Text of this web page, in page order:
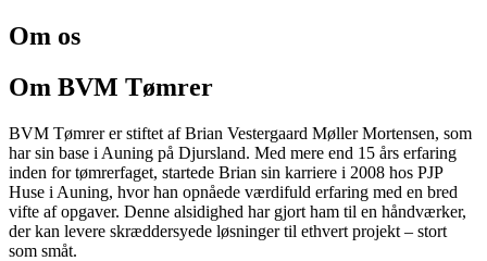
Om os
Om BVM Tømrer
BVM Tømrer er stiftet af Brian Vestergaard Møller Mortensen, som
har sin base i Auning på Djursland. Med mere end 15 års erfaring
inden for tømrerfaget, startede Brian sin karriere i 2008 hos PJP
Huse i Auning, hvor han opnåede værdifuld erfaring med en bred
vifte af opgaver. Denne alsidighed har gjort ham til en håndværker,
der kan levere skræddersyede løsninger til ethvert projekt – stort
som småt.